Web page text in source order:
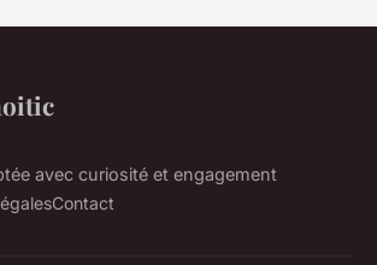
avec curiosité et engagement
Contact